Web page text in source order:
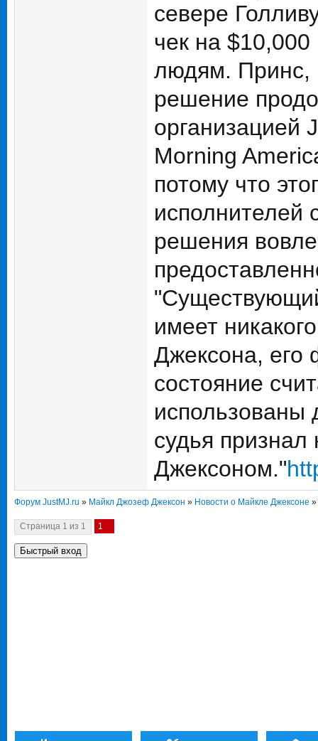
севере
чек на
людям. Принс,
решение
организацией
Morning
потому что
исполнителей
решения
имеет
Джексона, его
состояние
использованы
судья
Джексоном."
Форум JustMJ.ru » Майкл Джозеф Джексон » Новости о Майкле Джексоне »
Страница 1 из 1 1